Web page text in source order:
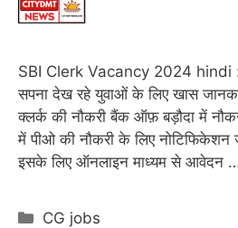
SBI Clerk Vacancy 2024 hindi
सपना देख रहे युवाओं के लिए खास
क्लर्क की नौकरी बैंक ऑफ़ बड़ौदा में
में पीओ की नौकरी के लिए नोटिफिकेशन
इसके लिए ऑनलाइन माध्यम से आवेदन
Categories
CG jobs